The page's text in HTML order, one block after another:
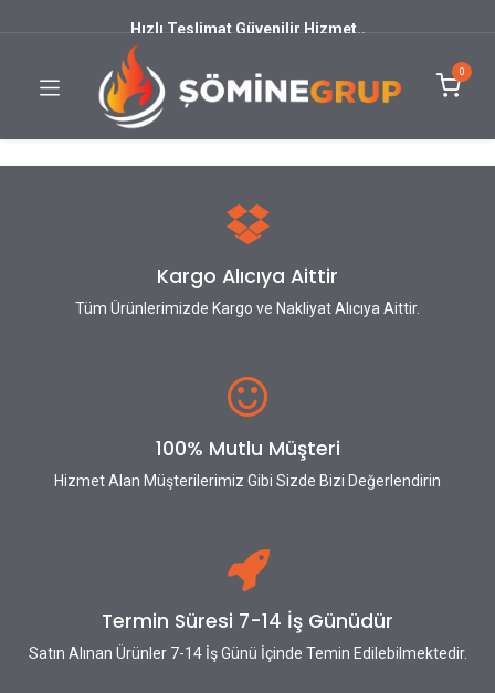
Hızlı Teslimat Güvenilir Hizmet..
0
Kargo Alıcıya Aittir
Tüm Ürünlerimizde Kargo ve Nakliyat Alıcıya Aittir.
100% Mutlu Müşteri
Hizmet Alan Müşterilerimiz Gibi Sizde Bizi Değerlendirin
Termin Süresi 7-14 İş Günüdür
Satın Alınan Ürünler 7-14 İş Günü İçinde Temin Edilebilmektedir.